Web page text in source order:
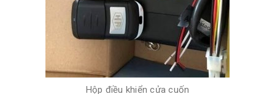
Hộp điều khiển cửa cuốn